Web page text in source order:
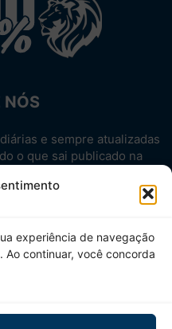
experiência de navegação
continuar, você concorda
NÓS
e sempre atualizadas
o que sai publicado na
oficial.